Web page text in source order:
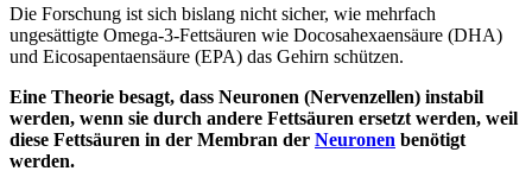
Die Forschung ist sich bislang nicht sicher, wie mehrfach
ungesättigte Omega-3-Fettsäuren wie Docosahexaensäure (DHA)
und Eicosapentaensäure (EPA) das Gehirn schützen.
Eine Theorie besagt, dass Neuronen (Nervenzellen) instabil
werden, wenn sie durch andere Fettsäuren ersetzt werden, weil
diese Fettsäuren in der Membran der Neuronen benötigt
werden.